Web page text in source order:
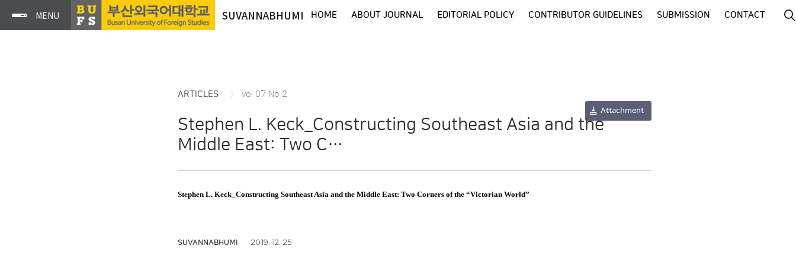
SUVANNABHUMI HOME ABOUT JOURNAL EDITORIAL POLICY CONTRIBUTOR GUIDELINES SUBMISSION CONTACT
ARTICLES Vol 07 No 2
Stephen L. Keck_Constructing Southeast Asia and the
Middle East: Two C…
Attachment
Stephen L. Keck_Constructing Southeast Asia and the Middle East: Two Corners of the “Victorian World”
SUVANNABHUMI 2019. 12. 25